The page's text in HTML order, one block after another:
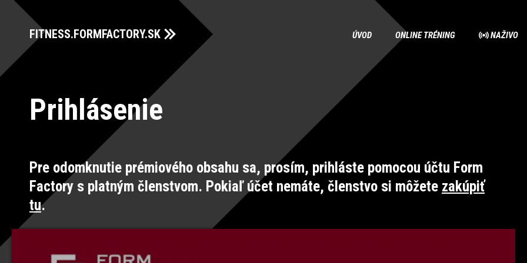
FITNESS.FORMFACTORY.SK ÚVOD ONLINE TRÉNING NAŽIVO
Prihlásenie
Pre odomknutie prémiového obsahu sa, prosím, prihláste pomocou účtu Form
Factory s platným členstvom. Pokiaľ účet nemáte, členstvo si môžete zakúpiť
tu.